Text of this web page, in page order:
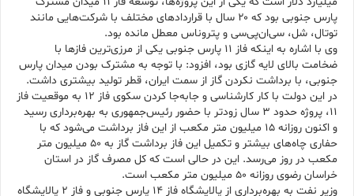
پارس جنوبی بود که ۲۰ سال با قراردادهای مختلف با شرکت‌هایی مانند
توتال، شل، سی‌ان‌پی‌سی و پتروناس معطل مانده بود.
وی با اشاره به اینکه فاز ۱۱ پارس جنوبی یکی از مرزی‌ترین فازها با
ضخامت بالای لایه گازی بود، افزود: با توجه به مشترک بودن میدان پارس
جنوبی، با برداشت نکردن گاز از سمت ایران، قطر تولید بیشتری داشت.
در این دولت با کار کارشناسی و جابه‌جا کردن سکوی فاز ۱۲ به موقعیت فاز
۱۱، پروژه حدود ۳ سال زودتر با حضور رئیس‌جمهوری به بهره‌برداری رسید
و اکنون روزانه ۱۵ میلیون متر مکعب از این فاز برداشت می‌شود که با
حفاری چاه‌های بیشتر و تکمیل این فاز برداشت گاز به ۵۰ میلیون متر
مکعب در روز می‌رسد. این در حالی است که کل مصرف گاز در استان
خراسان رضوی روزانه ۵۰ میلیون متر مکعب است.
وزیر نفت به بهره‌برداری از پالایشگاه فاز ۱۴ پارس جنوبی و فاز ۲ پالایشگاه